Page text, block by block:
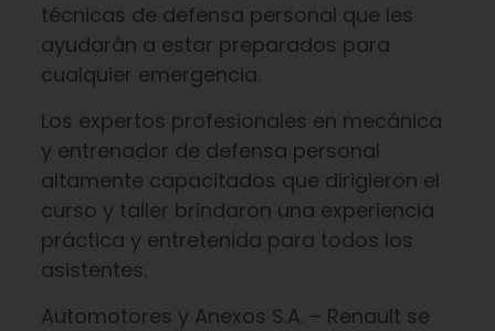
técnicas de defensa personal que les
ayudarán a estar preparados para
cualquier emergencia.
Los expertos profesionales en mecánica
y entrenador de defensa personal
altamente capacitados que dirigieron el
curso y taller brindaron una experiencia
práctica y entretenida para todos los
asistentes.
Automotores y Anexos S.A. – Renault se